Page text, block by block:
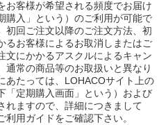
お客様が希望される頻度でお届け
購入」という）のご利用が可能で
初回ご注文以降のご注文方法、初
るお客様によるお取消しまたはご
文にかかるアスクルによるキャン
通常の商品等のお取扱いと異なり
あたっては、LOHACOサイト上の
「定期購入画面」という）および
れますので、詳細につきまして
用ガイドをご確認下さい。